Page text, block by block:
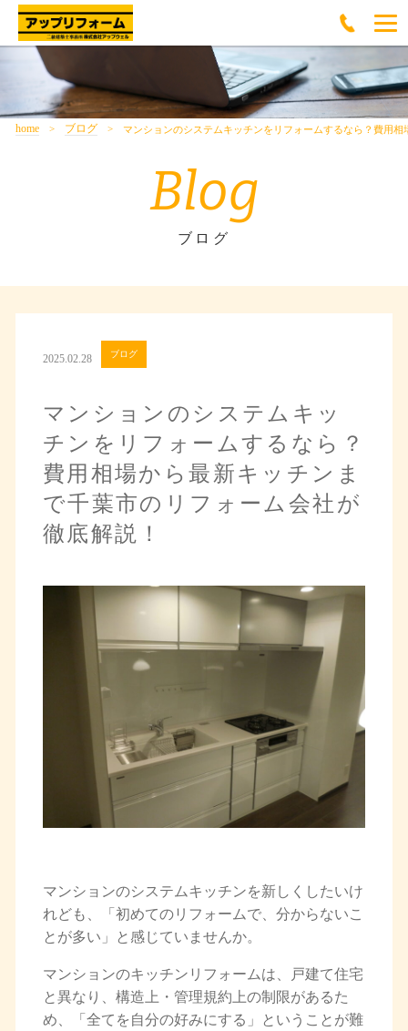
home ブログ マンションのシステムキッチンをリフォームするなら？費用
Blog
ブログ
2025.02.28 ブログ
マンションのシステムキッ
チンをリフォームするなら？
費用相場から最新キッチンま
で千葉市のリフォーム会社が
徹底解説！
マンションのシステムキッチンを新しくしたいけ
れども、「初めてのリフォームで、分からないこ
とが多い」と感じていませんか。
マンションのキッチンリフォームは、戸建て住宅
と異なり、構造上・管理規約上の制限があるた
め、「全てを自分の好みにする」ということが難